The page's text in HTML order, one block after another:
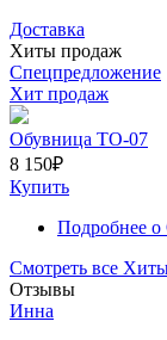
Доставка
Хиты продаж
Спецпредложение
Хит продаж
Обувница ТО-07
8 150₽
Купить
Подробнее о
Смотреть все
Отзывы
Инна